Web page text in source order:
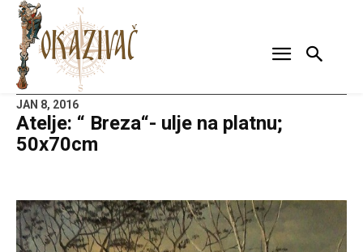
JAN 8, 2016
Atelje: “ Breza“- ulje na platnu;
50x70cm